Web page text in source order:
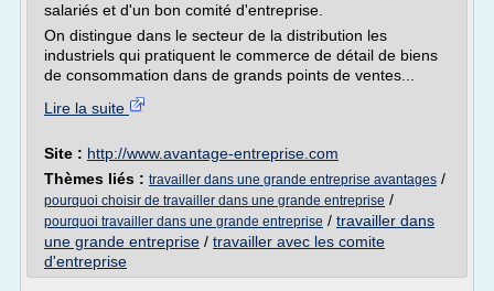
salariés et d'un bon comité d'entreprise.
On distingue dans le secteur de la distribution les
industriels qui pratiquent le commerce de détail de biens
de consommation dans de grands points de ventes...
Lire la suite
Site : http://www.avantage-entreprise.com
Thèmes liés : travailler dans une grande entreprise avantages /
pourquoi choisir de travailler dans une grande entreprise /
pourquoi travailler dans une grande entreprise / travailler dans
une grande entreprise / travailler avec les comite
d'entreprise